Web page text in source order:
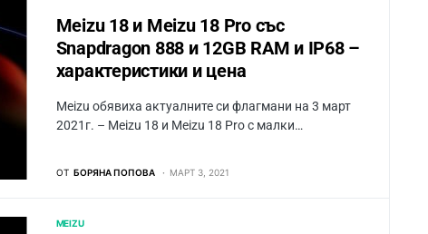
Meizu 18 и Meizu 18 Pro със
Snapdragon 888 и 12GB RAM и IP68 –
характеристики и цена
Meizu обявиха актуалните си флагмани на 3 март
2021г. – Meizu 18 и Meizu 18 Pro с малки…
ОТ БОРЯНА ПОПОВА МАРТ 3, 2021
MEIZU